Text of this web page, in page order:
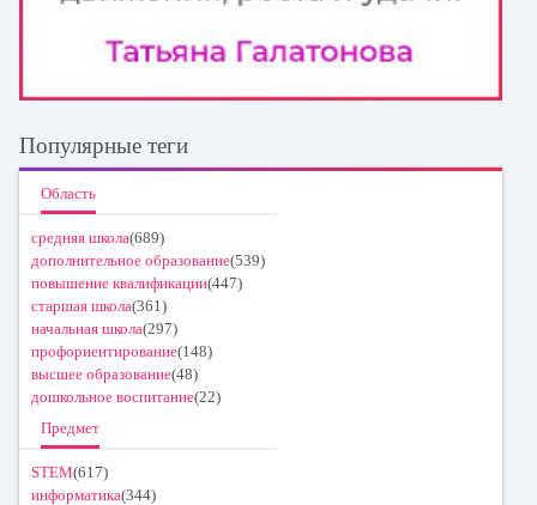
Популярные теги
Область
средняя школа(689)
дополнительное образование(539)
повышение квалификации(447)
старшая школа(361)
начальная школа(297)
профориентирование(148)
высшее образование(48)
дошкольное воспитание(22)
Предмет
STEM(617)
информатика(344)